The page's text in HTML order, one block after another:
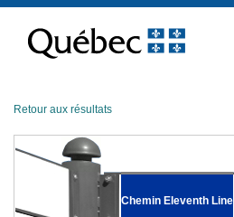
contenu
Retour aux résultats
Chemin Eleventh Line